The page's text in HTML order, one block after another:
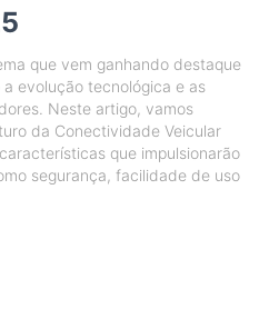
que vem ganhando destaque
evolução tecnológica e as
Neste artigo, vamos
da Conectividade Veicular
que impulsionarão
segurança, facilidade de uso